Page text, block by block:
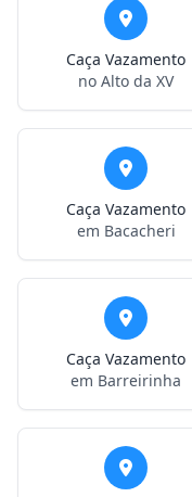
Caça Vazamento
no Alto da XV
Caça Vazamento
em Bacacheri
Caça Vazamento
em Barreirinha